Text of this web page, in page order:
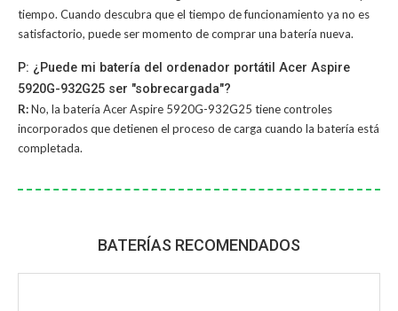
tiempo. Cuando descubra que el tiempo de funcionamiento ya no es
satisfactorio, puede ser momento de comprar una batería nueva.
P: ¿Puede mi batería del ordenador portátil Acer Aspire
5920G-932G25 ser "sobrecargada"?
R:No, la batería Acer Aspire 5920G-932G25 tiene controles
incorporados que detienen el proceso de carga cuando la batería está
completada.
BATERÍAS RECOMENDADOS